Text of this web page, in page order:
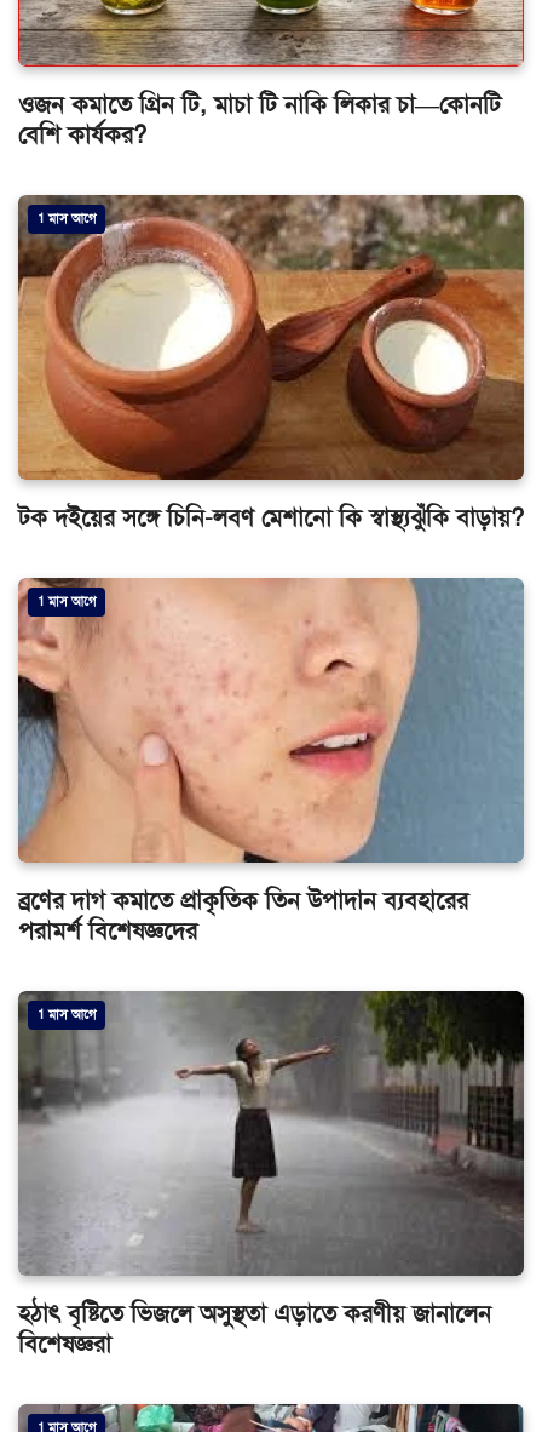
ওজন কমাতে গ্রিন টি, মাচা টি নাকি লিকার চা—কোনটি
বেশি কার্যকর?
1 মাস আগে
টক দইয়ের সঙ্গে চিনি-লবণ মেশানো কি স্বাস্থ্যঝুঁকি বাড়ায়?
1 মাস আগে
ব্রণের দাগ কমাতে প্রাকৃতিক তিন উপাদান ব্যবহারের
পরামর্শ বিশেষজ্ঞদের
1 মাস আগে
হঠাৎ বৃষ্টিতে ভিজলে অসুস্থতা এড়াতে করণীয় জানালেন
বিশেষজ্ঞরা
1 মাস আগে